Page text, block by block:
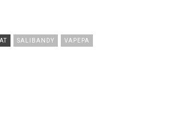
SALIBANDY VAPEPA